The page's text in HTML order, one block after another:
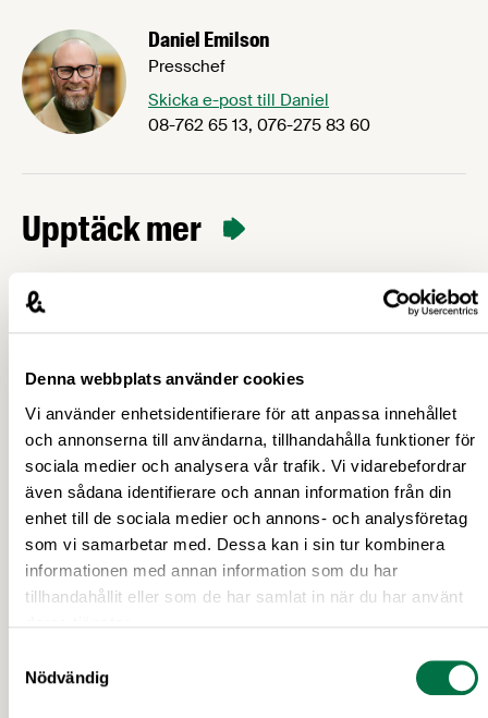
Denna webbplats använder cookies
Vi använder enhetsidentifierare för att anpassa innehållet
och annonserna till användarna, tillhandahålla funktioner för
sociala medier och analysera vår trafik. Vi vidarebefordrar
även sådana identifierare och annan information från din
enhet till de sociala medier och annons- och analysföretag
som vi samarbetar med. Dessa kan i sin tur kombinera
informationen med annan information som du har
tillhandahållit eller som de har samlat in när du har använt
Nödvändig
Daniel Emilson
Presschef
Skicka e-post till Daniel
08-762 65 13, 076-275 83 60
Upptäck mer
Ny rapport: Så kan Sveriges